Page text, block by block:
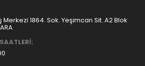
Merkezi 1864. Sok. Yeşimcan Sit. A2 Blok